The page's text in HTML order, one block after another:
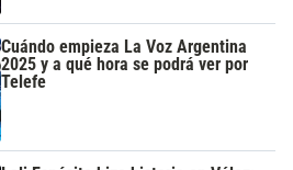
Cuándo empieza La Voz Argentina
2025 y a qué hora se podrá ver por
Telefe